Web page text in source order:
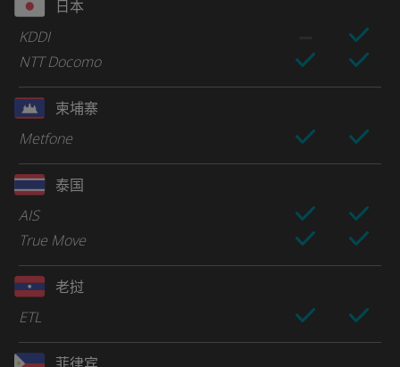
日本
KDDI
NTT Docomo
柬埔寨
Metfone
泰国
AIS
True Move
老挝
ETL